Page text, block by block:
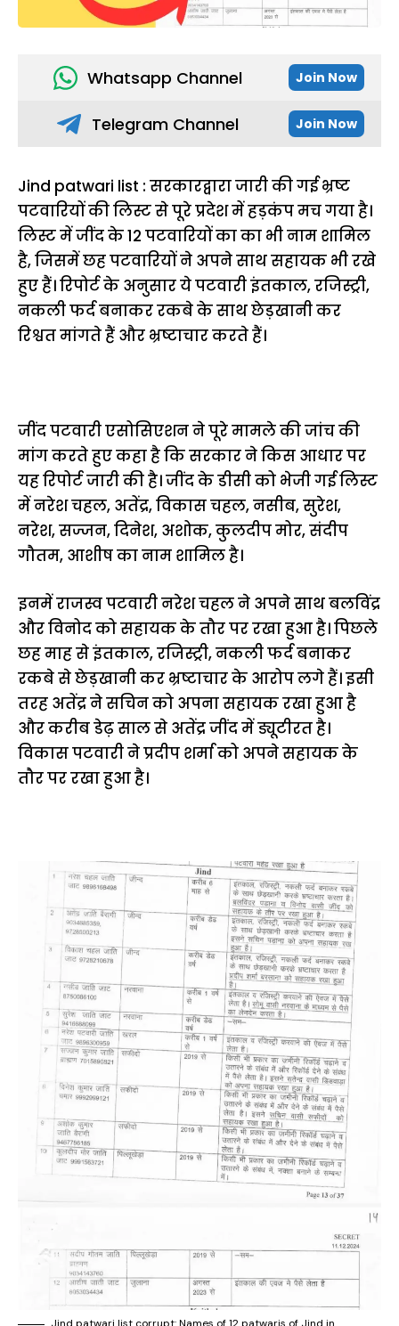
Whatsapp Channel Join Now
Telegram Channel Join Now
Jind patwari list : सरकारद्वारा जारी की गई भ्रष्ट
पटवारियों की लिस्ट से पूरे प्रदेश में हड़कंप मच गया है।
लिस्ट में जींद के 12 पटवारियों का का भी नाम शामिल
है, जिसमें छह पटवारियों ने अपने साथ सहायक भी रखे
हुए हैं। रिपोर्ट के अनुसार ये पटवारी इंतकाल, रजिस्ट्री,
नकली फर्द बनाकर रकबे के साथ छेड़खानी कर
रिश्वत मांगते हैं और भ्रष्टाचार करते हैं।
जींद पटवारी एसोसिएशन ने पूरे मामले की जांच की
मांग करते हुए कहा है कि सरकार ने किस आधार पर
यह रिपोर्ट जारी की है। जींद के डीसी को भेजी गई लिस्ट
में नरेश चहल, अतेंद्र, विकास चहल, नसीब, सुरेश,
नरेश, सज्जन, दिनेश, अशोक, कुलदीप मोर, संदीप
गौतम, आशीष का नाम शामिल है।
इनमें राजस्व पटवारी नरेश चहल ने अपने साथ बलविंद्र
और विनोद को सहायक के तौर पर रखा हुआ है। पिछले
छह माह से इंतकाल, रजिस्ट्री, नकली फर्द बनाकर
रकबे से छेड़खानी कर भ्रष्टाचार के आरोप लगे हैं। इसी
तरह अतेंद्र ने सचिन को अपना सहायक रखा हुआ है
और करीब डेढ़ साल से अतेंद्र जींद में ड्यूटीरत है।
विकास पटवारी ने प्रदीप शर्मा को अपने सहायक के
तौर पर रखा हुआ है।